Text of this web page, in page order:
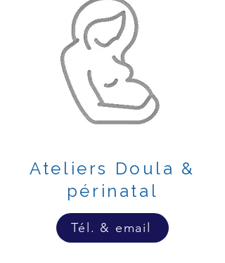
Ateliers Doula &
périnatal
Tél. & email